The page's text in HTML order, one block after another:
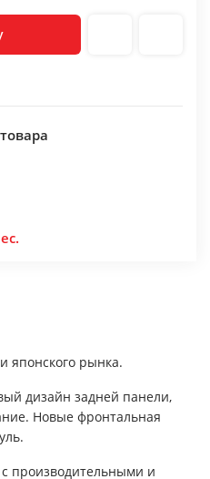
японского рынка.
дизайн задней панели,
Новые фронтальная
производительными и